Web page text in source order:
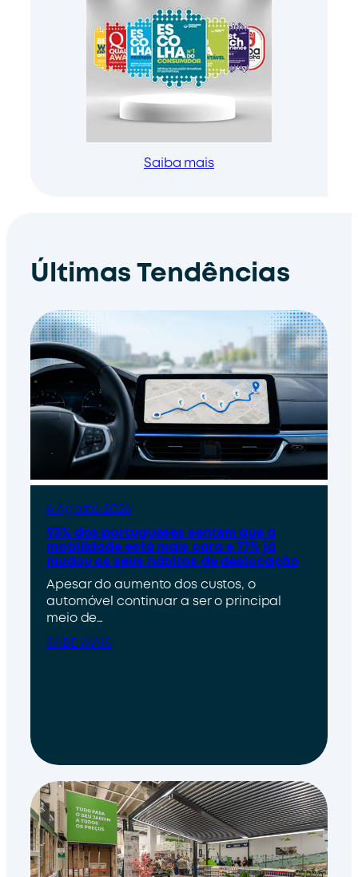
Saiba mais
Últimas Tendências
4 Agosto 2026
93% dos portugueses sentem que a
mobilidade está mais cara e 77% já
mudou os seus hábitos de deslocação
Apesar do aumento dos custos, o
automóvel continuar a ser o principal
meio de…
SABE MAIS